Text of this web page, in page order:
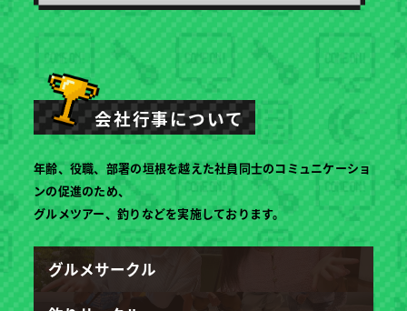
会社行事について
年齢、役職、部署の垣根を越えた社員同士のコミュニケーショ
ンの促進のため、
グルメツアー、釣りなどを実施しております。
グルメサークル